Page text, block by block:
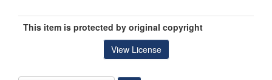
This item is protected by original copyright
View License